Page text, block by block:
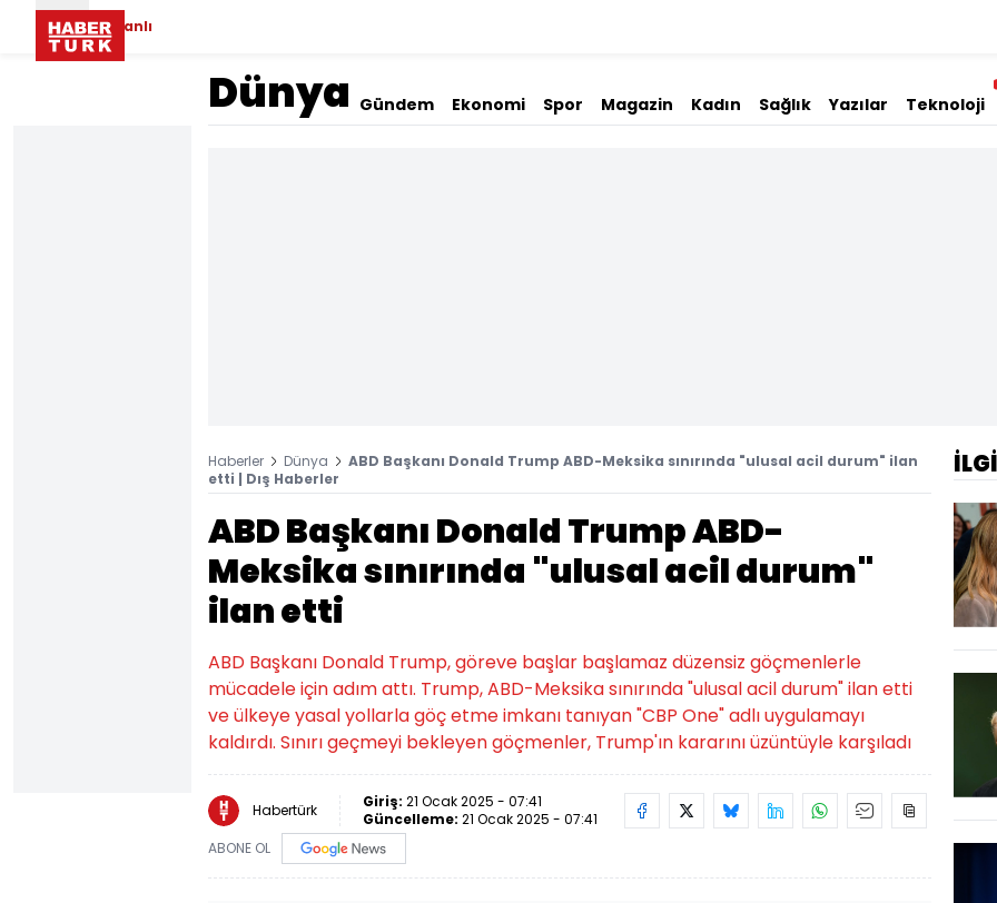
Canlı
Dünya Gündem Ekonomi Spor Magazin Kadın Sağlık Yazılar Teknoloji
Haberler Dünya
ABD Başkanı Donald Trump ABD-Meksika sınırında "ulusal acil durum" ilan
etti | Dış Haberler
ABD Başkanı Donald Trump ABD-
Meksika sınırında "ulusal acil durum"
ilan etti
ABD Başkanı Donald Trump, göreve başlar başlamaz düzensiz göçmenlerle
mücadele için adım attı. Trump, ABD-Meksika sınırında "ulusal acil durum" ilan etti
ve ülkeye yasal yollarla göç etme imkanı tanıyan "CBP One" adlı uygulamayı
kaldırdı. Sınırı geçmeyi bekleyen göçmenler, Trump'ın kararını üzüntüyle karşıladı
Habertürk Giriş: 21 Ocak 2025 - 07:41
Güncelleme: 21 Ocak 2025 - 07:41
ABONE OL